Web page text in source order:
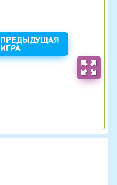
ПРЕДЫДУЩАЯ
ИГРА